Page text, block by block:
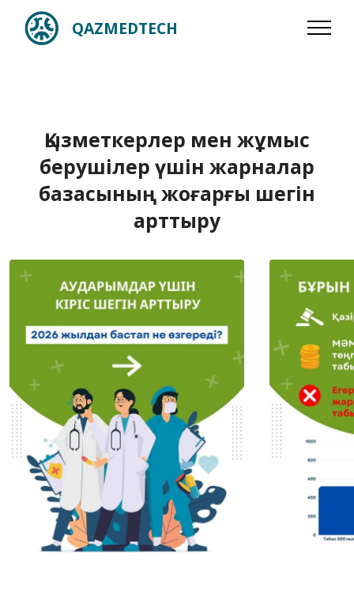
QAZMEDTECH
Қызметкерлер мен жұмыс
берушілер үшін жарналар
базасының жоғарғы шегін
арттыру